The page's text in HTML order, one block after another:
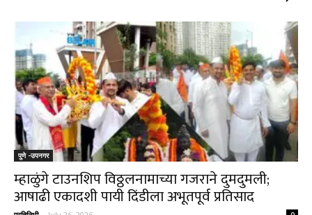
पुणे -उपनगर
म्हाळुंगे टाउनशिप विठ्ठलनामाच्या गजराने दुमदुमली;
आषाढी एकादशी पायी दिंडीला अभूतपूर्व प्रतिसाद